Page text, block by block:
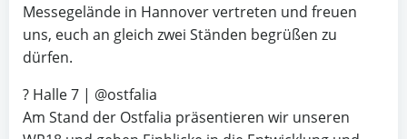
Messegelände in Hannover vertreten und freuen
uns, euch an gleich zwei Ständen begrüßen zu
dürfen.
? Halle 7 | @ostfalia
Am Stand der Ostfalia präsentieren wir unseren